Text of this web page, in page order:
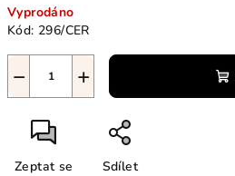
cena:
Vyprodáno
Kód: 296/CER
+
−
Zeptat se Sdílet